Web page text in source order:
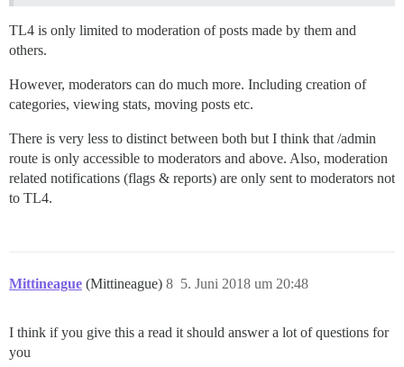
TL4 is only limited to moderation of posts made by them and
others.
However, moderators can do much more. Including creation of
categories, viewing stats, moving posts etc.
There is very less to distinct between both but I think that /admin
route is only accessible to moderators and above. Also, moderation
related notifications (flags & reports) are only sent to moderators not
to TL4.
Mittineague (Mittineague) 5. Juni 2018 um 20:48
8
I think if you give this a read it should answer a lot of questions for
you